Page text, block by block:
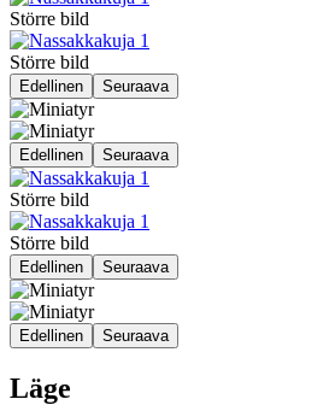
Större bild
Större bild
Edellinen Seuraava
Edellinen Seuraava
Större bild
Större bild
Edellinen Seuraava
Edellinen Seuraava
Läge